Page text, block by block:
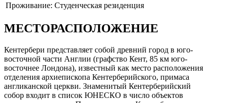
Проживание: Студенческая резиденция
МЕСТОРАСПОЛОЖЕНИЕ
Кентербери представляет собой древний город в юго-
восточной части Англии (графство Кент, 85 км юго-
восточнее Лондона), известный как место расположения
отделения архиепископа Кентерберийского, примаса
англиканской церкви. Знаменитый Кентерберийский
собор входит в список ЮНЕСКО в число объектов